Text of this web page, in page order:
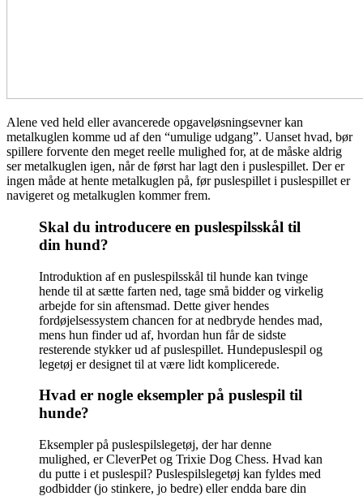
Alene ved held eller avancerede opgaveløsningsevner kan
metalkuglen komme ud af den “umulige udgang”. Uanset hvad, bør
spillere forvente den meget reelle mulighed for, at de måske aldrig
ser metalkuglen igen, når de først har lagt den i puslespillet. Der er
ingen måde at hente metalkuglen på, før puslespillet i puslespillet er
navigeret og metalkuglen kommer frem.
Skal du introducere en puslespilsskål til
din hund?
Introduktion af en puslespilsskål til hunde kan tvinge
hende til at sætte farten ned, tage små bidder og virkelig
arbejde for sin aftensmad. Dette giver hendes
fordøjelsessystem chancen for at nedbryde hendes mad,
mens hun finder ud af, hvordan hun får de sidste
resterende stykker ud af puslespillet. Hundepuslespil og
legetøj er designet til at være lidt komplicerede.
Hvad er nogle eksempler på puslespil til
hunde?
Eksempler på puslespilslegetøj, der har denne
mulighed, er CleverPet og Trixie Dog Chess. Hvad kan
du putte i et puslespil? Puslespilslegetøj kan fyldes med
godbidder (jo stinkere, jo bedre) eller endda bare din